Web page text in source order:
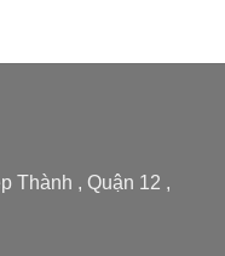
Thành , Quận 12 ,